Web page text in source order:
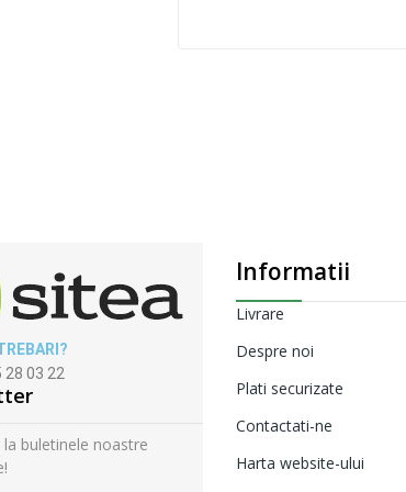
28 03 22
buletinele noastre
Informatii
Livrare
Despre noi
Plati securizate
Contactati-ne
Harta website-ului